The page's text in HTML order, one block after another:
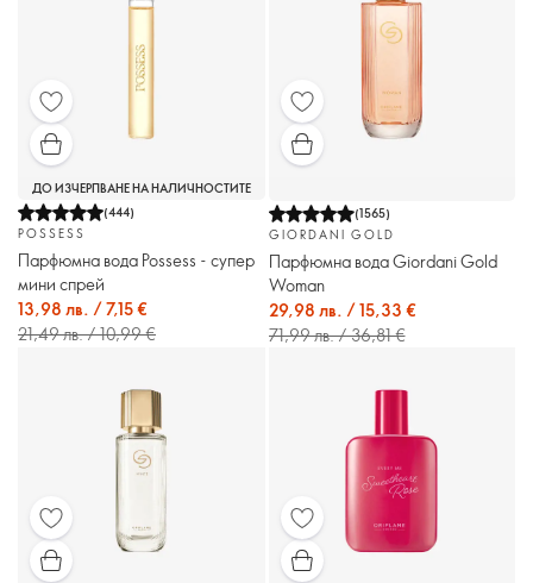
ДО ИЗЧЕРПВАНЕ НА НАЛИЧНОСТИТЕ
(444)
POSSESS
Парфюмна вода Possess - супер
мини спрей
13,98 лв. / 7,15 €
21,49 лв. / 10,99 €
(1565)
GIORDANI GOLD
Парфюмна вода Giordani Gold
Woman
29,98 лв. / 15,33 €
71,99 лв. / 36,81 €